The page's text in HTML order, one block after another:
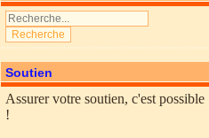
Soutien
Assurer votre soutien, c'est possible
!